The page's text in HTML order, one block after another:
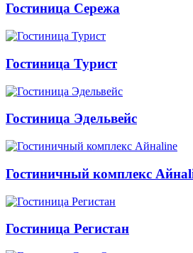
Гостиница Сережа
Гостиница Турист
Гостиница Эдельвейс
Гостиничный комплекс
Гостиница Регистан